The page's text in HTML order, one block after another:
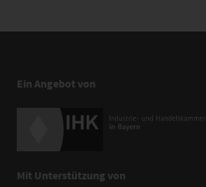
Ein Angebot von
Mit Unterstützung von